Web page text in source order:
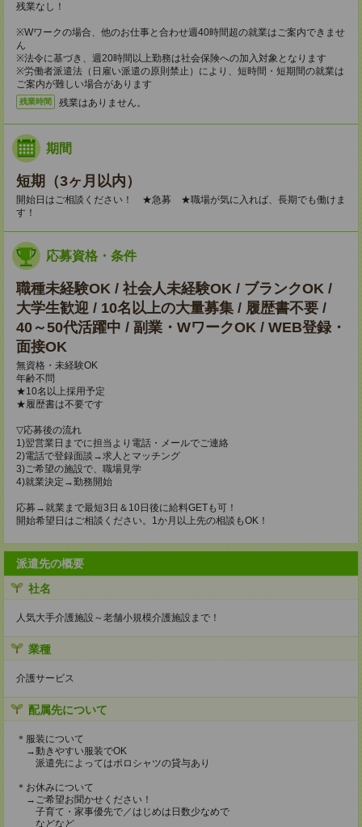
残業なし！
※Wワークの場合、他のお仕事と合わせ週40時間超の就業はご案内できませ
ん
※法令に基づき、週20時間以上勤務は社会保険への加入対象となります
※労働者派遣法（日雇い派遣の原則禁止）により、短時間・短期間の就業は
ご案内が難しい場合があります
残業時間 残業はありません。
期間
短期（3ヶ月以内）
開始日はご相談ください！ ★急募 ★職場が気に入れば、長期でも働けま
す！
応募資格・条件
職種未経験OK / 社会人未経験OK / ブランクOK /
大学生歓迎 / 10名以上の大量募集 / 履歴書不要 /
40～50代活躍中 / 副業・WワークOK / WEB登録・
面接OK
無資格・未経験OK
年齢不問
★10名以上採用予定
★履歴書は不要です
▽応募後の流れ
1)翌営業日までに担当より電話・メールでご連絡
2)電話で登録面談→求人とマッチング
3)ご希望の施設で、職場見学
4)就業決定→勤務開始
応募→就業まで最短3日＆10日後に給料GETも可！
開始希望日はご相談ください。1か月以上先の相談もOK！
派遣先の概要
社名
人気大手介護施設～老舗小規模介護施設まで！
業種
介護サービス
配属先について
＊服装について
→動きやすい服装でOK
派遣先によってはポロシャツの貸与あり
＊お休みについて
→ご希望お聞かせください！
子育て・家事優先で／はじめは日数少なめで
などなど